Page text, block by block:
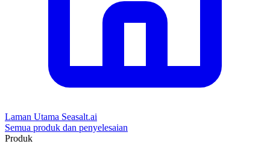
Laman Utama Seasalt.ai
Semua produk dan penyelesaian
Produk